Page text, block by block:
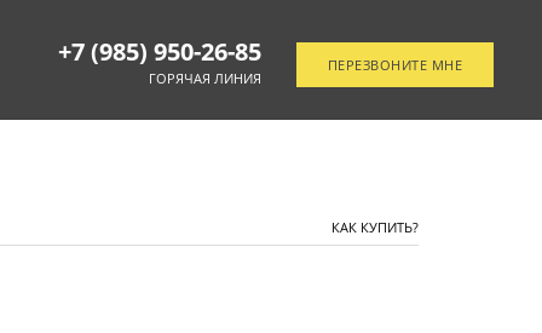
+7 (985) 950-26-85
ГОРЯЧАЯ ЛИНИЯ
ПЕРЕЗВОНИТЕ МНЕ
КАК КУПИТЬ?